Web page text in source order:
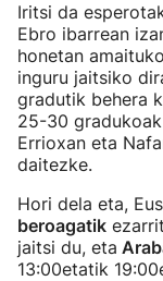
Iritsi da
Ebro ibarrean
honetan
inguru jaitsiko
gradutik behera
25-30
Errioxan eta
daitezke.
Hori dela eta,
beroagatik
jaitsi du, eta
13:00etatik